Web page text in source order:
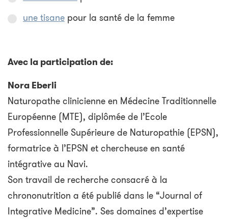
une tisane pour la santé de la femme
Avec la participation de:
Nora Eberli
Naturopathe clinicienne en Médecine Traditionnelle
Européenne (MTE), diplômée de l’Ecole
Professionnelle Supérieure de Naturopathie (EPSN),
formatrice à l’EPSN et chercheuse en santé
intégrative au Navi.
Son travail de recherche consacré à la
chrononutrition a été publié dans le “Journal of
Integrative Medicine”. Ses domaines d’expertise